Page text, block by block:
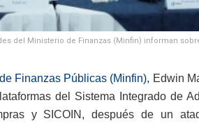
del Ministerio de Finanzas (Minfin) informan
Finanzas Públicas (Minfin), Edwin
del Sistema Integrado de
y SICOIN, después de un